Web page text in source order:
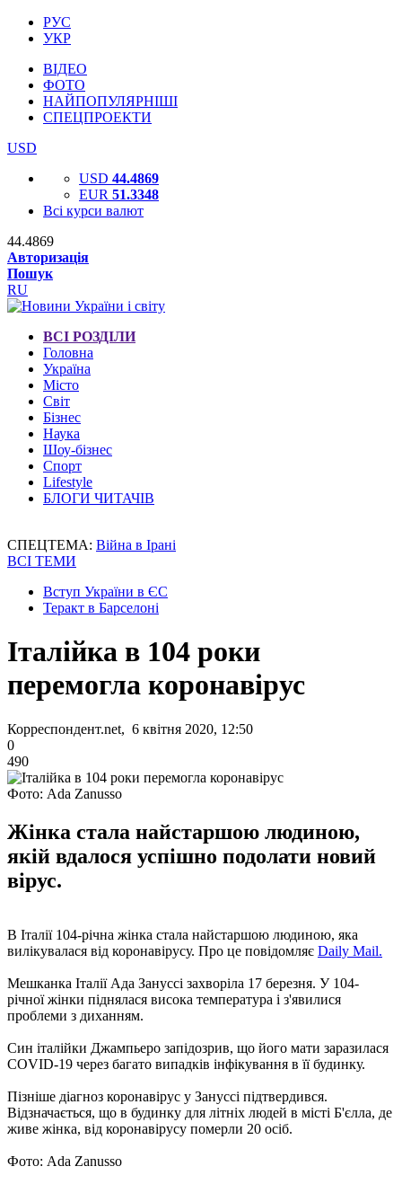
РУС
УКР
ВІДЕО
ФОТО
НАЙПОПУЛЯРНІШІ
СПЕЦПРОЕКТИ
USD
USD 44.4869
EUR 51.3348
Всі курси валют
44.4869
Авторизація
Пошук
RU
ВСІ РОЗДІЛИ
Головна
Україна
Місто
Світ
Бізнес
Наука
Шоу-бізнес
Спорт
Lifestyle
БЛОГИ ЧИТАЧІВ
СПЕЦТЕМА: Війна в Ірані
ВСІ ТЕМИ
Вступ України в ЄС
Теракт в Барселоні
Італійка в 104 роки
перемогла коронавірус
Корреспондент.net, 6 квітня 2020, 12:50
0
490
Фото: Ada Zanusso
Жінка стала найстаршою людиною,
якій вдалося успішно подолати новий
вірус.
В Італії 104-річна жінка стала найстаршою людиною, яка
вилікувалася від коронавірусу. Про це повідомляє Daily Mail.
Мешканка Італії Ада Зануссі захворіла 17 березня. У 104-
річної жінки піднялася висока температура і з'явилися
проблеми з диханням.
Син італійки Джампьеро запідозрив, що його мати заразилася
COVID-19 через багато випадків інфікування в її будинку.
Пізніше діагноз коронавірус у Зануссі підтвердився.
Відзначається, що в будинку для літніх людей в місті Б'єллa, де
живе жінка, від коронавірусу померли 20 осіб.
Фото: Ada Zanusso